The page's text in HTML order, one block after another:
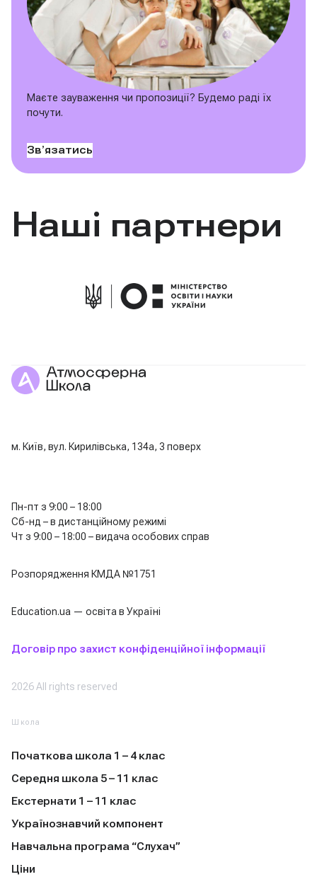
Маєте зауваження чи пропозиції? Будемо раді їх
почути.
Звʼязатись
Наші партнери
м. Київ, вул. Кирилівська, 134а, 3 поверх
Пн-пт з 9:00 – 18:00
Сб-нд – в дистанційному режимі
Чт з 9:00 – 18:00 – видача особових справ
Розпорядження КМДА №1751
Education.ua — освіта в Україні
Договір про захист конфіденційної інформації
2026 All rights reserved
Школа
Початкова школа 1 – 4 клас
Середня школа 5 – 11 клас
Екстернати 1 – 11 клас
Українознавчий компонент
Навчальна програма “Слухач”
Ціни